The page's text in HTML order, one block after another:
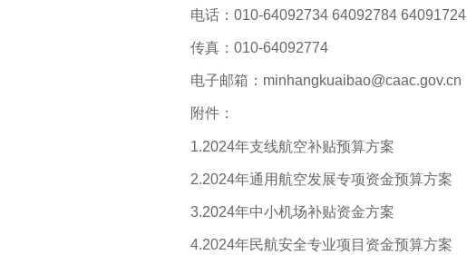
电话：010-64092734 64092784 64091724
传真：010-64092774
电子邮箱：minhangkuaibao@caac.gov.cn
附件：
1.2024年支线航空补贴预算方案
2.2024年通用航空发展专项资金预算方案
3.2024年中小机场补贴资金方案
4.2024年民航安全专业项目资金预算方案